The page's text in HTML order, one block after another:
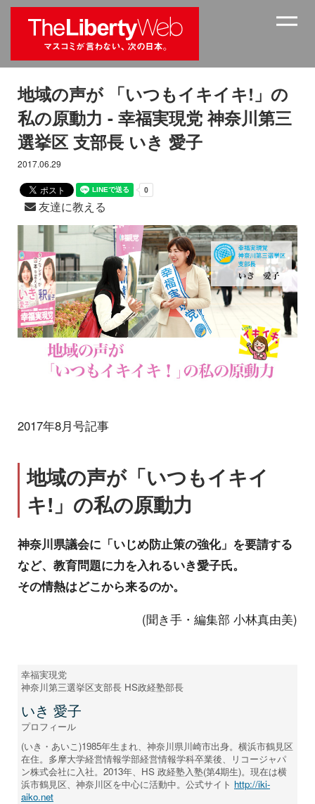
地域の声が 「いつもイキイキ!」の
私の原動力 - 幸福実現党 神奈川第三
選挙区 支部長 いき 愛子
2017.06.29
友達に教える
2017年8月号記事
地域の声が「いつもイキイ
キ!」の私の原動力
神奈川県議会に「いじめ防止策の強化」を要請する
など、教育問題に力を入れるいき愛子氏。
その情熱はどこから来るのか。
(聞き手・編集部 小林真由美)
幸福実現党
神奈川第三選挙区支部長 HS政経塾部長
いき 愛子
プロフィール
(いき・あいこ)1985年生まれ、神奈川県川崎市出身。横浜市鶴見区
在住。多摩大学経営情報学部経営情報学科卒業後、リコージャパ
ン株式会社に入社。2013年、HS 政経塾入塾(第4期生)。現在は横
浜市鶴見区、神奈川区を中心に活動中。公式サイト http://iki-
aiko.net